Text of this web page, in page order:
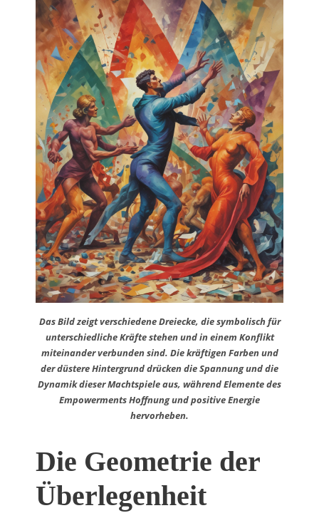
Das Bild zeigt verschiedene Dreiecke, die symbolisch für
unterschiedliche Kräfte stehen und in einem Konflikt
miteinander verbunden sind. Die kräftigen Farben und
der düstere Hintergrund drücken die Spannung und die
Dynamik dieser Machtspiele aus, während Elemente des
Empowerments Hoffnung und positive Energie
hervorheben.
Die Geometrie der
Überlegenheit